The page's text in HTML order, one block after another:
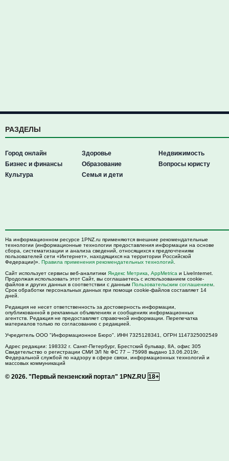
РАЗДЕЛЫ
Город онлайн
Бизнес и финансы
Культура
Здоровье
Образование
Семья и дети
Недвижимость
Вопросы юристу
На информационном ресурсе 1PNZ.ru применяются внешние рекомендательные
технологии (информационные технологии предоставления информации на основе
сбора, систематизации и анализа сведений, относящихся к предпочтениям
пользователей сети «Интернет», находящихся на территории Российской
Федерации)». Правила применения рекомендательных технологий
Сайт использует сервисы веб-аналитики Яндекс Метрика AppMetrica и LiveInternet.
Продолжая использовать этот Сайт, вы соглашаетесь с использованием cookie-
файлов и других данных в соответствии с данным Пользовательским соглашением
Срок обработки персональных данных при помощи cookie-файлов составляет 14
дней.
Редакция не несет ответственность за достоверность информации,
опубликованной в рекламных объявлениях и сообщениях информационных
агентств. Редакция не предоставляет справочной информации. Перепечатка
материалов только по согласованию с редакцией.
Учредитель ООО "Информационное Бюро". ИНН 7325128341, ОГРН 1147325002549
Адрес редакции: 198332 г. Санкт-Петербург, Брестский бульвар, 8А, офис 305
Свидетельство о регистрации СМИ ЭЛ № ФС 77 – 75998 выдано 13.06.2019г.
Федеральной службой по надзору в сфере связи, информационных технологий и
массовых коммуникаций
© 2026. "Первый пензенский портал" 1PNZ.RU 18+